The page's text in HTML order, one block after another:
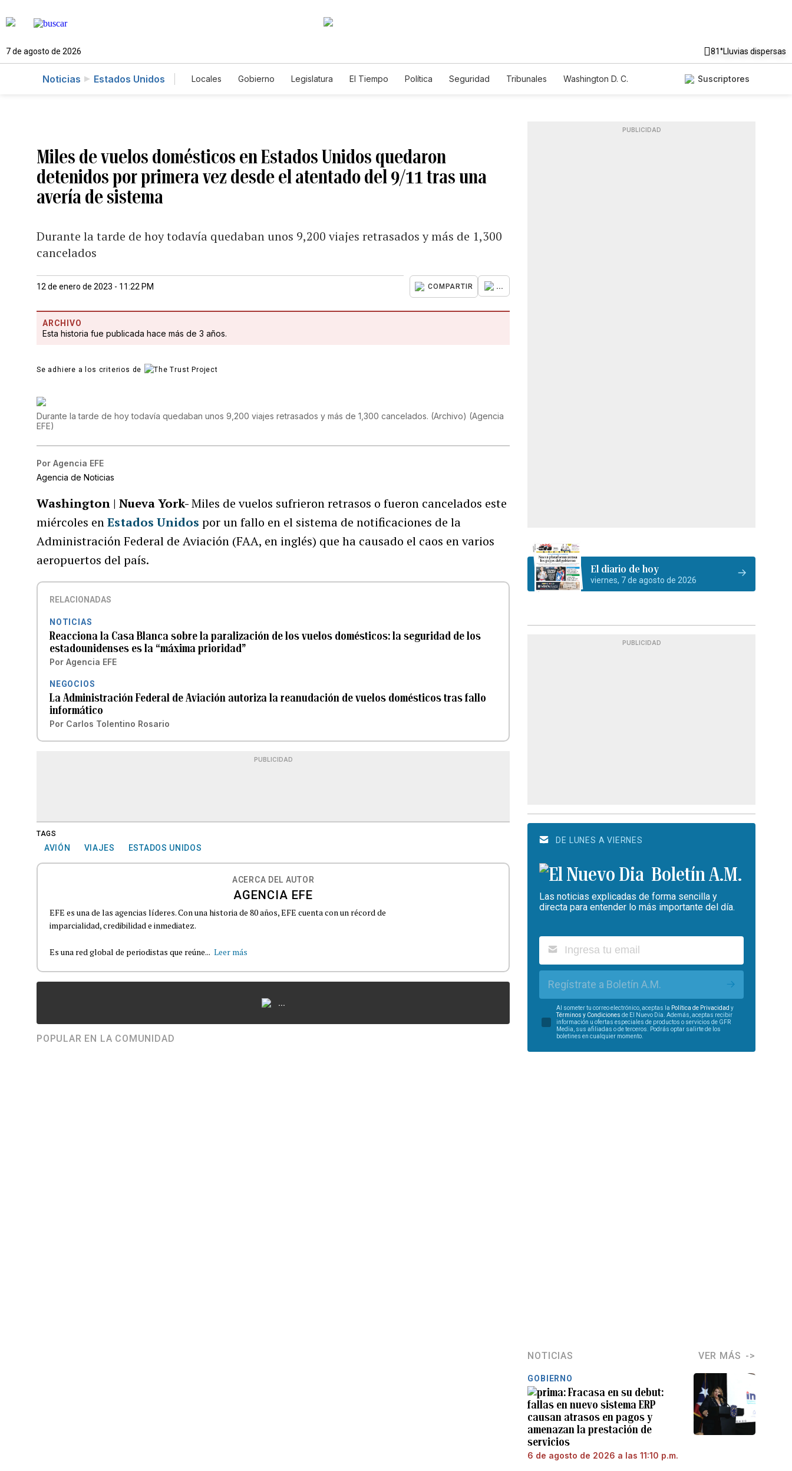
7 de agosto de 2026 81°Lluvias dispersas
Noticias Estados Unidos Locales Gobierno Legislatura El Tiempo Política Seguridad Tribunales
Washington D. C.
Suscriptores
Miles de vuelos domésticos en Estados Unidos quedaron
detenidos por primera vez desde el atentado del 9/11 tras una
avería de sistema
Durante la tarde de hoy todavía quedaban unos 9,200 viajes retrasados y más de 1,300
cancelados
12 de enero de 2023 - 11:22 PM COMPARTIR ...
ARCHIVO
Esta historia fue publicada hace más de 3 años.
Se adhiere a los criterios de
Durante la tarde de hoy todavía quedaban unos 9,200 viajes retrasados y más de 1,300 cancelados. (Archivo) (Agencia
EFE)
Por Agencia EFE
Agencia de Noticias
Washington | Nueva York-Miles de vuelos sufrieron retrasos o fueron cancelados este
miércoles enEstados Unidospor un fallo en el sistema de notificaciones de la
Administración Federal de Aviación (FAA, en inglés) que ha causado el caos en varios
aeropuertos del país.
RELACIONADAS
NOTICIAS
Reacciona la Casa Blanca sobre la paralización de los vuelos domésticos: la seguridad de los
estadounidenses es la “máxima prioridad”
Por Agencia EFE
NEGOCIOS
La Administración Federal de Aviación autoriza la reanudación de vuelos domésticos tras fallo
informático
Por Carlos Tolentino Rosario
PUBLICIDAD
TAGS
AVIÓN VIAJES ESTADOS UNIDOS
ACERCA DEL AUTOR
AGENCIA EFE
EFE es una de las agencias líderes. Con una historia de 80 años, EFE cuenta con un récord de
imparcialidad, credibilidad e inmediatez.
Es una red global de periodistas que reúne... Leer más
...
POPULAR EN LA COMUNIDAD
PUBLICIDAD
El diario de hoy
viernes, 7 de agosto de 2026
PUBLICIDAD
DE LUNES A VIERNES
Boletín A.M.
Las noticias explicadas de forma sencilla y
directa para entender lo más importante del día.
Regístrate a Boletín A.M.
Al someter tu correo electrónico, aceptas la Política de Privacidad y
Términos y Condiciones de El Nuevo Día. Además, aceptas recibir
información u ofertas especiales de productos o servicios de GFR
Media, sus afiliadas o de terceros. Podrás optar salirte de los
boletines en cualquier momento.
NOTICIAS VER MÁS
GOBIERNO
Fracasa en su debut:
fallas en nuevo sistema ERP
causan atrasos en pagos y
amenazan la prestación de
servicios
6 de agosto de 2026 a las 11:10 p.m.